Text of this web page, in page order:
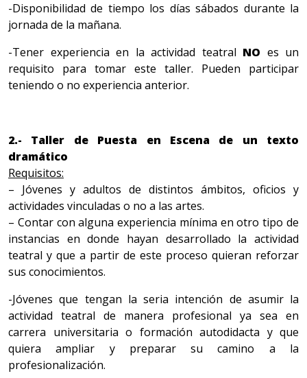
-Disponibilidad de tiempo los días sábados durante la
jornada de la mañana.
-Tener experiencia en la actividad teatral NO es un
requisito para tomar este taller. Pueden participar
teniendo o no experiencia anterior.
2.- Taller de Puesta en Escena de un texto
dramático
Requisitos:
– Jóvenes y adultos de distintos ámbitos, oficios y
actividades vinculadas o no a las artes.
– Contar con alguna experiencia mínima en otro tipo de
instancias en donde hayan desarrollado la actividad
teatral y que a partir de este proceso quieran reforzar
sus conocimientos.
-Jóvenes que tengan la seria intención de asumir la
actividad teatral de manera profesional ya sea en
carrera universitaria o formación autodidacta y que
quiera ampliar y preparar su camino a la
profesionalización.